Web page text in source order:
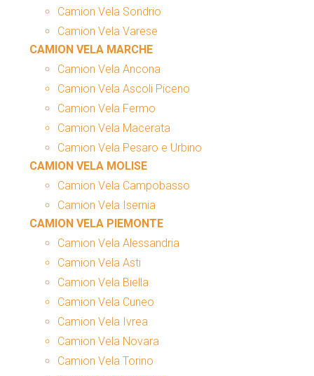
Camion Vela Sondrio
Camion Vela Varese
CAMION VELA MARCHE
Camion Vela Ancona
Camion Vela Ascoli Piceno
Camion Vela Fermo
Camion Vela Macerata
Camion Vela Pesaro e Urbino
CAMION VELA MOLISE
Camion Vela Campobasso
Camion Vela Isernia
CAMION VELA PIEMONTE
Camion Vela Alessandria
Camion Vela Asti
Camion Vela Biella
Camion Vela Cuneo
Camion Vela Ivrea
Camion Vela Novara
Camion Vela Torino